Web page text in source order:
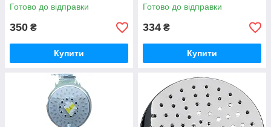
Готово до відправки
350 ₴
Купити
Готово до відправки
334 ₴
Купити